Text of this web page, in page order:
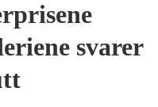
svarer